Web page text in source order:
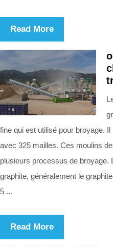
Read More
fine qui est utilisé pour broyage.
avec 325 mailles. Ces moulins
plusieurs processus de broyage.
graphite, généralement le
5 ...
Read More